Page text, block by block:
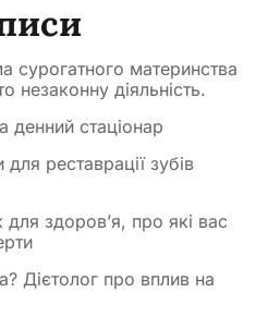
сурогатного материнства
незаконну діяльність.
денний стаціонар
реставрації зубів
для здоров’я, про які вас
Дієтолог про вплив на